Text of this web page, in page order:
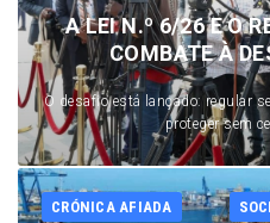
A LEI N.º 6/26 E O
COMBATE À
O desafio está lançado: regular
proteger sem
CRÓNICA AFIADA